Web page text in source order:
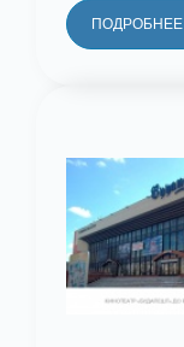
ПОДРОБНЕЕ